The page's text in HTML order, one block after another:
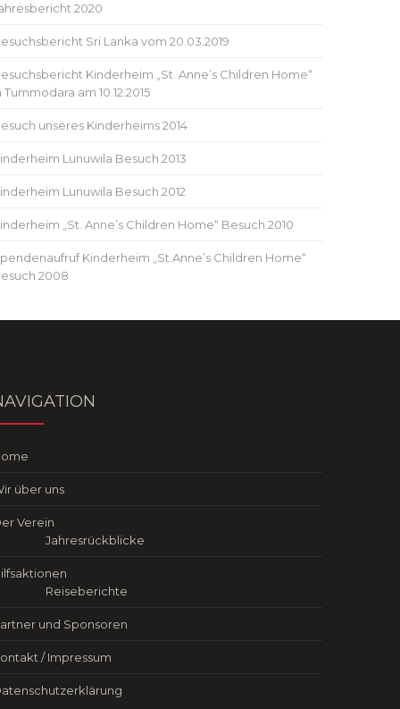
2020
Sri Lanka vom 20.03.2019
Kinderheim „St. Anne’s Children Home“
Tummodara am 10.12.2015
unseres Kinderheims 2014
Lunuwila Besuch 2013
Lunuwila Besuch 2012
„St. Anne’s Children Home“ Besuch 2010
Kinderheim „St.Anne’s Children Home“
2008
über uns
Verein
Jahresrückblicke
Reiseberichte
und Sponsoren
/ Impressum